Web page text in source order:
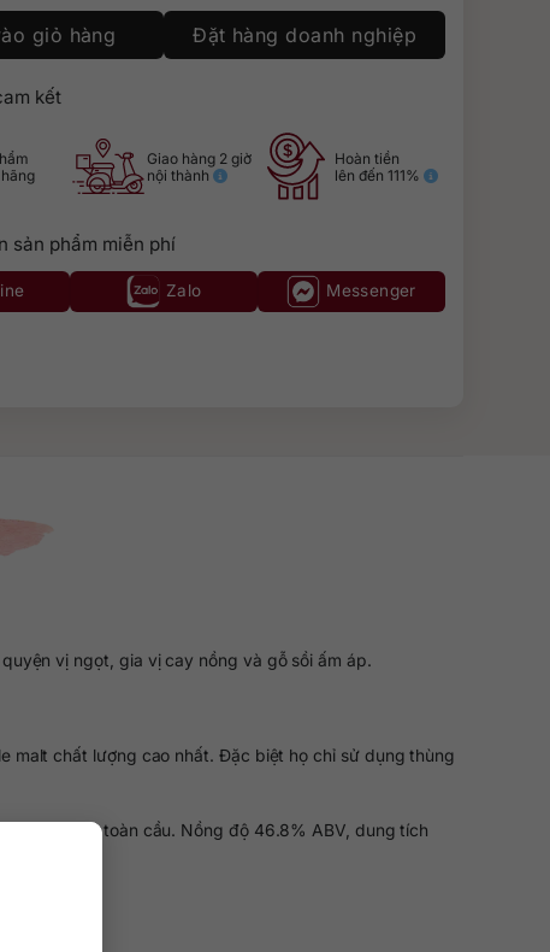
giỏ hàng Đặt hàng doanh nghiệp
kết
Giao hàng 2 giờ
nội thành
Hoàn tiền
lên đến 111%
sản phẩm miễn phí
Zalo Messenger
vị ngọt, gia vị cay nồng và gỗ sồi ấm áp.
malt chất lượng cao nhất. Đặc biệt họ chỉ sử dụng thùng
giới hạn toàn cầu. Nồng độ 46.8% ABV, dung tích